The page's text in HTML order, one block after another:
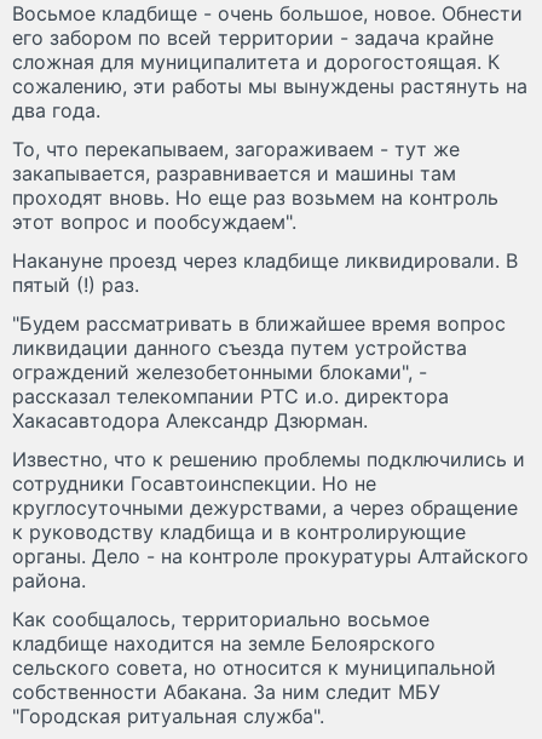
Восьмое кладбище - очень большое, новое. Обнести
его забором по всей территории - задача крайне
сложная для муниципалитета и дорогостоящая. К
сожалению, эти работы мы вынуждены растянуть на
два года.
То, что перекапываем, загораживаем - тут же
закапывается, разравнивается и машины там
проходят вновь. Но еще раз возьмем на контроль
этот вопрос и пообсуждаем".
Накануне проезд через кладбище ликвидировали. В
пятый (!) раз.
"Будем рассматривать в ближайшее время вопрос
ликвидации данного съезда путем устройства
ограждений железобетонными блоками", -
рассказал телекомпании РТС и.о. директора
Хакасавтодора Александр Дзюрман.
Известно, что к решению проблемы подключились и
сотрудники Госавтоинспекции. Но не
круглосуточными дежурствами, а через обращение
к руководству кладбища и в контролирующие
органы. Дело - на контроле прокуратуры Алтайского
района.
Как сообщалось, территориально восьмое
кладбище находится на земле Белоярского
сельского совета, но относится к муниципальной
собственности Абакана. За ним следит МБУ
"Городская ритуальная служба".